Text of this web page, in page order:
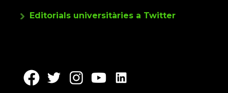
Editorials universitàries a Twitter